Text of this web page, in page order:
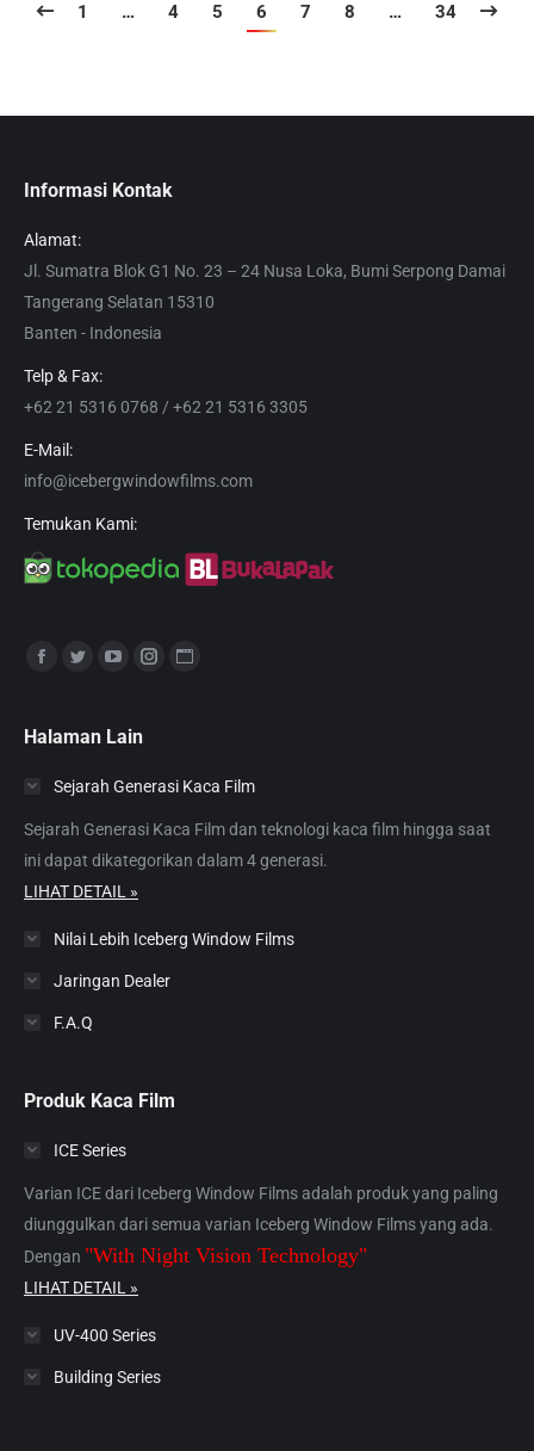
1 … 4 5 6 7 8 … 34
Informasi Kontak
Alamat:
Jl. Sumatra Blok G1 No. 23 – 24 Nusa Loka, Bumi Serpong Damai
Tangerang Selatan 15310
Banten - Indonesia
Telp & Fax:
+62 21 5316 0768 / +62 21 5316 3305
E-Mail:
info@icebergwindowfilms.com
Temukan Kami:
Find us on:
opens
new
window
opens
new
window
YouTube
opens
new
window
Instagram
new
window
new
window
Halaman Lain
Sejarah Generasi Kaca Film
Sejarah Generasi Kaca Film dan teknologi kaca film hingga saat
ini dapat dikategorikan dalam 4 generasi.
LIHAT DETAIL »
Nilai Lebih Iceberg Window Films
Jaringan Dealer
F.A.Q
Produk Kaca Film
ICE Series
Varian ICE dari Iceberg Window Films adalah produk yang paling
diunggulkan dari semua varian Iceberg Window Films yang ada.
Dengan "With Night Vision Technology"
LIHAT DETAIL »
UV-400 Series
Building Series